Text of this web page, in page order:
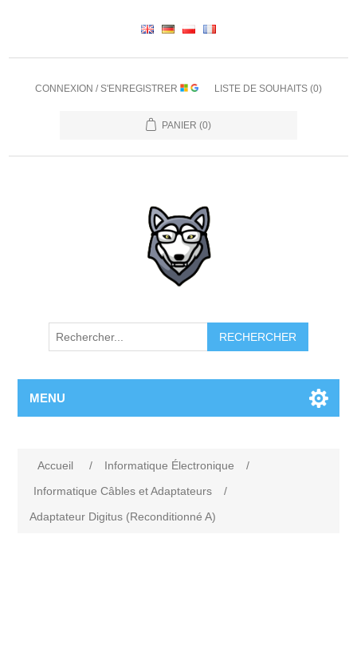
CONNEXION / S'ENREGISTRER LISTE DE SOUHAITS (0)
PANIER (0)
RECHERCHER
MENU
Accueil / Informatique Électronique
/
Informatique Câbles et Adaptateurs
/
Adaptateur Digitus (Reconditionné A)